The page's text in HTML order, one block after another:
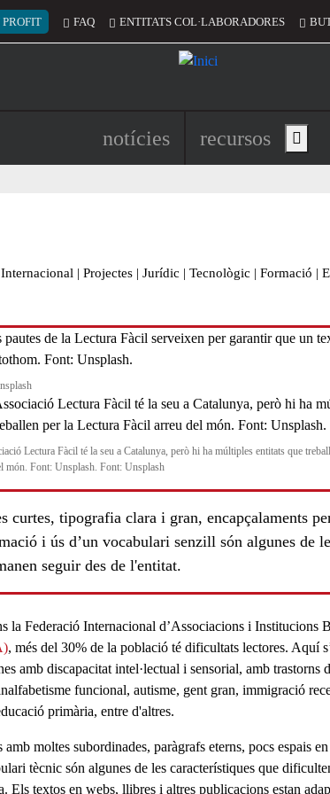
del compte d'usuari
PROFIT FAQ ENTITATS COL·LABORADORES
Navegació principal de
notícies recursos Show
Internacional | Projectes | Jurídic | Tecnològic | Formació |
Lectura Fàcil té la seu a Catalunya, però hi ha múltiples entitats que
món. Font: Unsplash. Font: Unsplash
curtes, tipografia clara i gran, encapçalaments
i ús d’un vocabulari senzill són algunes de
seguir des de l'entitat.
la Federació Internacional d’Associacions i Institucions
, més del 30% de la població té dificultats lectores. Aquí
amb discapacitat intel·lectual i sensorial, amb trastorns
funcional, autisme, gent gran, immigració
primària, entre d'altres.
amb moltes subordinades, paràgrafs eterns, pocs espais
tècnic són algunes de les característiques que
Els textos en webs, llibres i altres publicacions estan